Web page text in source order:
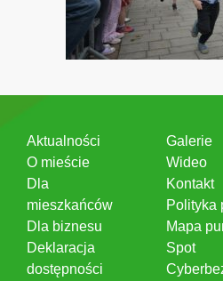
Aktualności
O mieście
Dla
mieszkańców
Dla biznesu
Deklaracja
dostępności
Galerie
Wideo
Kontakt
Polityka
Mapa
Spot